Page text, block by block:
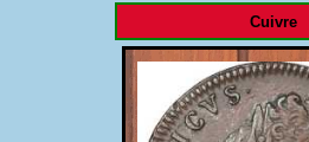
Cuivre